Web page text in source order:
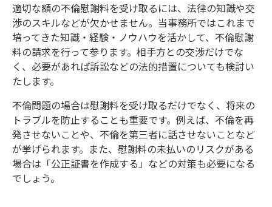
適切な額の不倫慰謝料を受け取るには、法律の知識や交
渉のスキルなどが欠かせません。当事務所ではこれまで
培ってきた知識・経験・ノウハウを活かして、不倫慰謝
料の請求を行って参ります。相手方との交渉だけでな
く、必要があれば訴訟などの法的措置についても検討い
たします。
不倫問題の場合は慰謝料を受け取るだけでなく、将来の
トラブルを防止することも重要です。例えば、不倫を再
発させないことや、不倫を第三者に話させないことなど
が挙げられます。また、慰謝料の未払いのリスクがある
場合は「公正証書を作成する」などの対策も必要になる
でしょう。